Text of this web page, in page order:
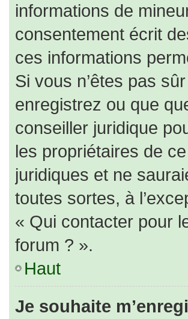
informations de
consentement écrit
ces informations
Si vous n’êtes pas
enregistrez ou que
conseiller juridique
les propriétaires de
juridiques et ne
toutes sortes, à
« Qui contacter pour
forum ? ».
Haut
Je souhaite